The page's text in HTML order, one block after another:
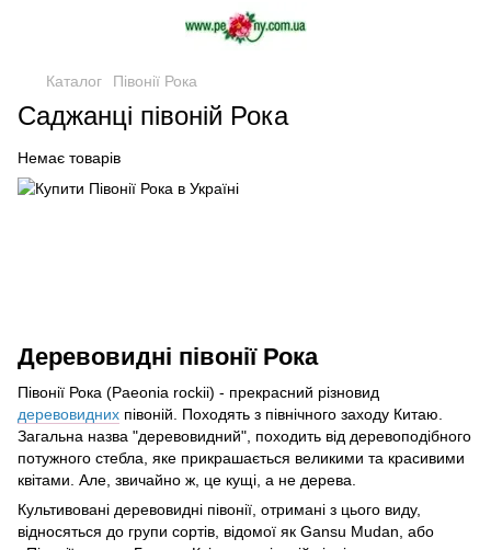
Каталог Півонії Рока
Саджанці півоній Рока
Немає товарів
Деревовидні півонії Рока
Півонії Рока (Paeonia rockii) - прекрасний різновид
деревовидних півоній. Походять з північного заходу Китаю.
Загальна назва "деревовидний", походить від деревоподібного
потужного стебла, яке прикрашається великими та красивими
квітами. Але, звичайно ж, це кущі, а не дерева.
Культивовані деревовидні півонії, отримані з цього виду,
відносяться до групи сортів, відомої як Gansu Mudan, або